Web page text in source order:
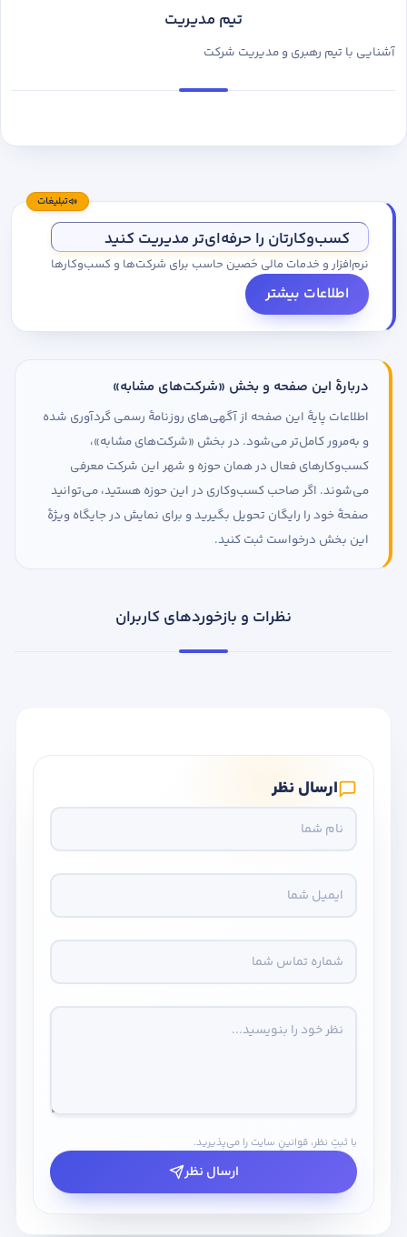
تیم مدیریت
آشنایی با تیم رهبری و مدیریت شرکت
تبلیغات
کسب‌وکارتان را حرفه‌ای‌تر مدیریت کنید
نرم‌افزار و خدمات مالی حَصین حاسب برای شرکت‌ها و کسب‌وکارها
اطلاعات بیشتر
دربارهٔ این صفحه و بخش «شرکت‌های مشابه»
اطلاعات پایهٔ این صفحه از آگهی‌های روزنامهٔ رسمی گردآوری شده
و به‌مرور کامل‌تر می‌شود. در بخش «شرکت‌های مشابه»،
کسب‌وکارهای فعال در همان حوزه و شهر این شرکت معرفی
می‌شوند. اگر صاحب کسب‌وکاری در این حوزه هستید، می‌توانید
صفحهٔ خود را رایگان تحویل بگیرید و برای نمایش در جایگاه ویژهٔ
این بخش درخواست ثبت کنید.
نظرات و بازخوردهای کاربران
ارسال نظر
با ثبتِ نظر، قوانینِ سایت را می‌پذیرید.
ارسال نظر